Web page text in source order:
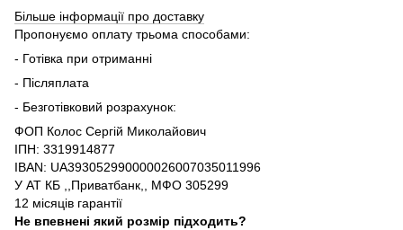
Більше інформації про доставку
Пропонуємо оплату трьома способами:
- Готівка при отриманні
- Післяплата
- Безготівковий розрахунок:
ФОП Колос Сергій Миколайович
ІПН: 3319914877
IBAN: UA393052990000026007035011996
У АТ КБ ,,Приватбанк,, МФО 305299
12 місяців гарантії
Не впевнені який розмір підходить?